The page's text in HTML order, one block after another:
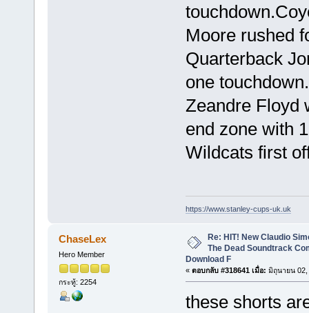
Moore rushed
Quarterback
one
Zeandre Floyd
end zone with
Wildcats first
https://www.stanley-cups-uk.uk
ChaseLex
Hero Member
กระทู้: 2254
Re: HIT! New Claudio
The Dead Soundtrack
Download F
« ตอบกลับ #318641 เมื่อ: มิถุนายน 02,
these shorts